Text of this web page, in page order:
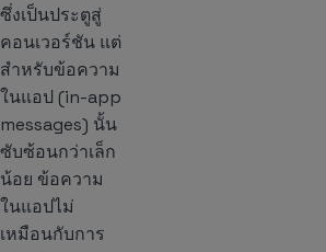
ซึ่งเป็นประตูสู่
คอนเวอร์ชัน แต่
สำหรับข้อความ
ในแอป (in-app
messages) นั้น
ซับซ้อนกว่าเล็ก
น้อย ข้อความ
ในแอปไม่
เหมือนกับการ